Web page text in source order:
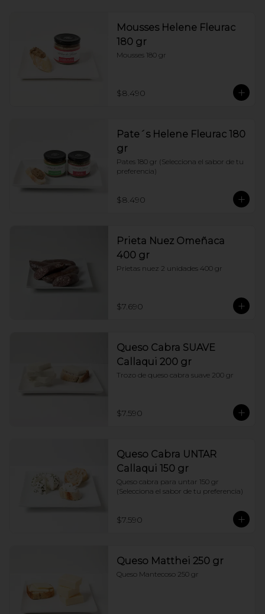
Mousses Helene Fleurac
180 gr
Mousses 180 gr
$8.490
Pate´s Helene Fleurac 180
gr
Pates 180 gr (Selecciona el sabor de tu
preferencia)
$8.490
Prieta Nuez Omeñaca
400 gr
Prietas nuez 2 unidades 400 gr
$7.690
Queso Cabra SUAVE
Callaqui 200 gr
Trozo de queso cabra suave 200 gr
$7.590
Queso Cabra UNTAR
Callaqui 150 gr
Queso cabra para untar 150 gr
(Selecciona el sabor de tu preferencia)
$7.590
Queso Matthei 250 gr
Queso Mantecoso 250 gr